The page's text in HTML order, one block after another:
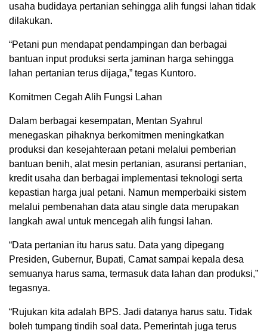
usaha budidaya pertanian sehingga alih fungsi lahan tidak
dilakukan.
“Petani pun mendapat pendampingan dan berbagai
bantuan input produksi serta jaminan harga sehingga
lahan pertanian terus dijaga,” tegas Kuntoro.
Komitmen Cegah Alih Fungsi Lahan
Dalam berbagai kesempatan, Mentan Syahrul
menegaskan pihaknya berkomitmen meningkatkan
produksi dan kesejahteraan petani melalui pemberian
bantuan benih, alat mesin pertanian, asuransi pertanian,
kredit usaha dan berbagai implementasi teknologi serta
kepastian harga jual petani. Namun memperbaiki sistem
melalui pembenahan data atau single data merupakan
langkah awal untuk mencegah alih fungsi lahan.
“Data pertanian itu harus satu. Data yang dipegang
Presiden, Gubernur, Bupati, Camat sampai kepala desa
semuanya harus sama, termasuk data lahan dan produksi,”
tegasnya.
“Rujukan kita adalah BPS. Jadi datanya harus satu. Tidak
boleh tumpang tindih soal data. Pemerintah juga terus